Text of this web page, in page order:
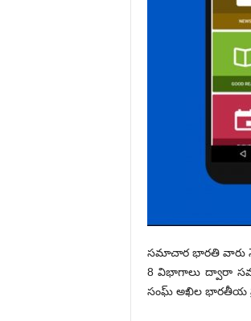
సమాచార భారతి వారు
8 విభాగాలు ద్వారా
సంఘ్ అఖిల భారతీయ